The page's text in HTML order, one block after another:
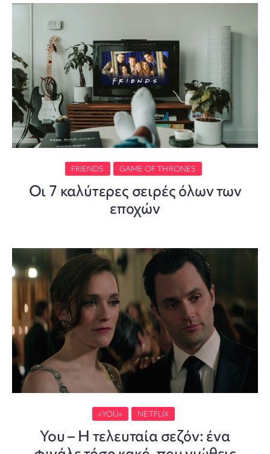
FRIENDS GAME OF THRONES
Οι 7 καλύτερες σειρές όλων των
εποχών
«YOU» NETFLIX
You – Η τελευταία σεζόν: ένα